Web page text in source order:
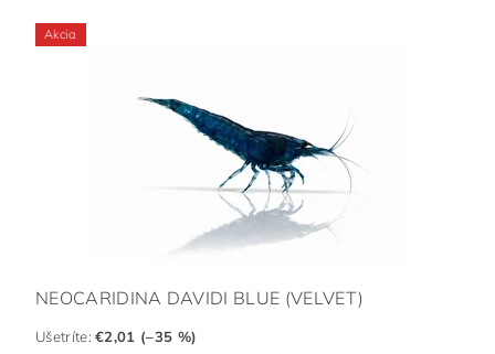
Akcia
NEOCARIDINA DAVIDI BLUE (VELVET)
Ušetríte:€2,01 (–35 %)